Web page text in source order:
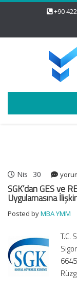
+90
Nis 30
GES
ve
RES
İşçilik
İlişkin
SGK’dan GES ve
Uygulamasına
Posted byMBA YMM
T.C.